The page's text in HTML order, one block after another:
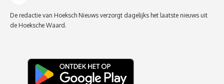
De redactie van Hoeksch Nieuws verzorgt dagelijks het laatste nieuws uit
de Hoeksche Waard.